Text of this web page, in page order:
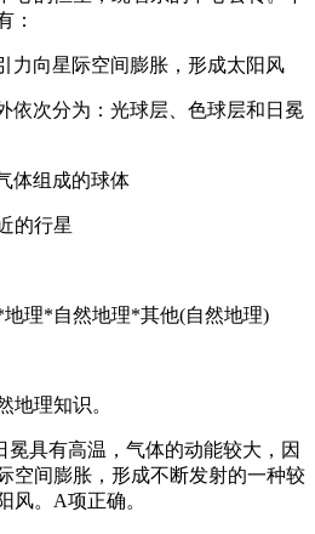
：
向星际空间膨胀，形成太阳风
次分为：光球层、色球层和日冕
组成的球体
的行星
理*自然地理*其他(自然地理)
理知识。
具有高温，气体的动能较大，因
空间膨胀，形成不断发射的一种较
风。A项正确。